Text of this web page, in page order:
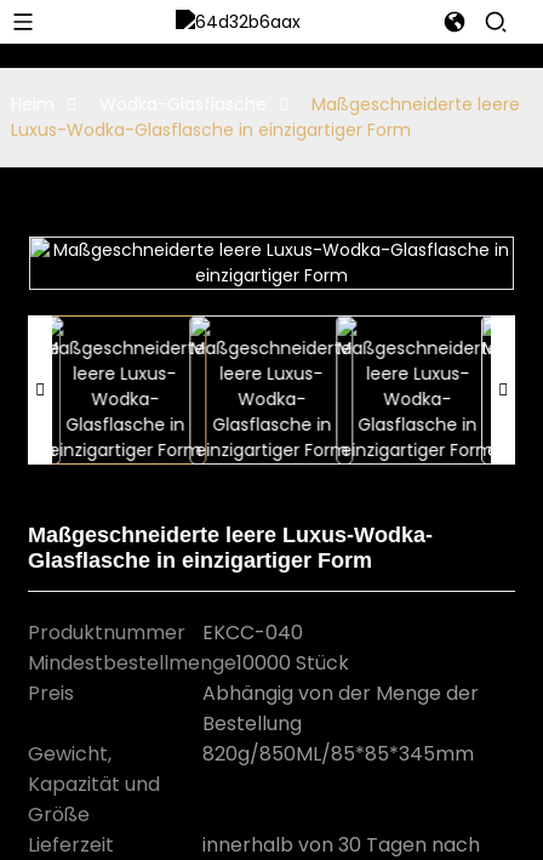
Maßgeschneiderte leere
Luxus-Wodka-Glasflasche in einzigartiger Form
Maßgeschneiderte leere Luxus-Wodka-
Glasflasche in einzigartiger Form
Produktnummer
EKCC-040
Mindestbestellmenge10000 Stück
Preis
Abhängig von der Menge der
Bestellung
Gewicht,
Kapazität und
Größe
820g/850ML/85*85*345mm
Lieferzeit
innerhalb von 30 Tagen nach